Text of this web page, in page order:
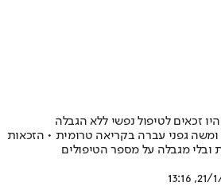
זכאים לטיפול נפשי ללא הגבלה
גפני עברה בקריאה טרומית • הזכאות
ובלי מגבלה על מספר הטיפולים
21/1/